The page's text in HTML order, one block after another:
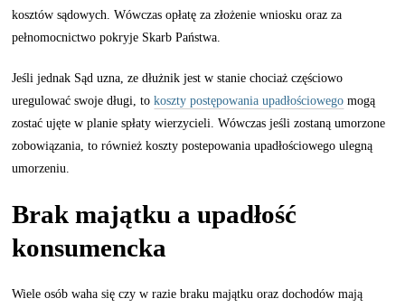
kosztów sądowych. Wówczas opłatę za złożenie wniosku oraz za
pełnomocnictwo pokryje Skarb Państwa.
Jeśli jednak Sąd uzna, ze dłużnik jest w stanie chociaż częściowo
uregulować swoje długi, tokoszty postępowania upadłościowego mogą
zostać ujęte w planie spłaty wierzycieli. Wówczas jeśli zostaną umorzone
zobowiązania, to również koszty postepowania upadłościowego ulegną
umorzeniu.
Brak majątku a upadłość
konsumencka
Wiele osób waha się czy w razie braku majątku oraz dochodów mają